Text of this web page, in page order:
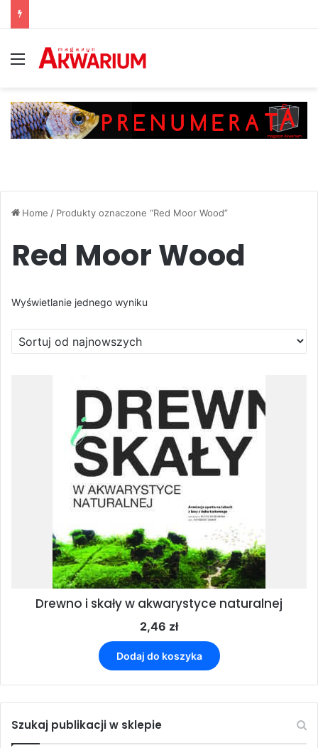
Menu
Home / Produkty oznaczone “Red Moor Wood”
Red Moor Wood
Wyświetlanie jednego wyniku
Drewno i skały w akwarystyce naturalnej
2,46 zł
Dodaj do koszyka
Szukaj publikacji w sklepie